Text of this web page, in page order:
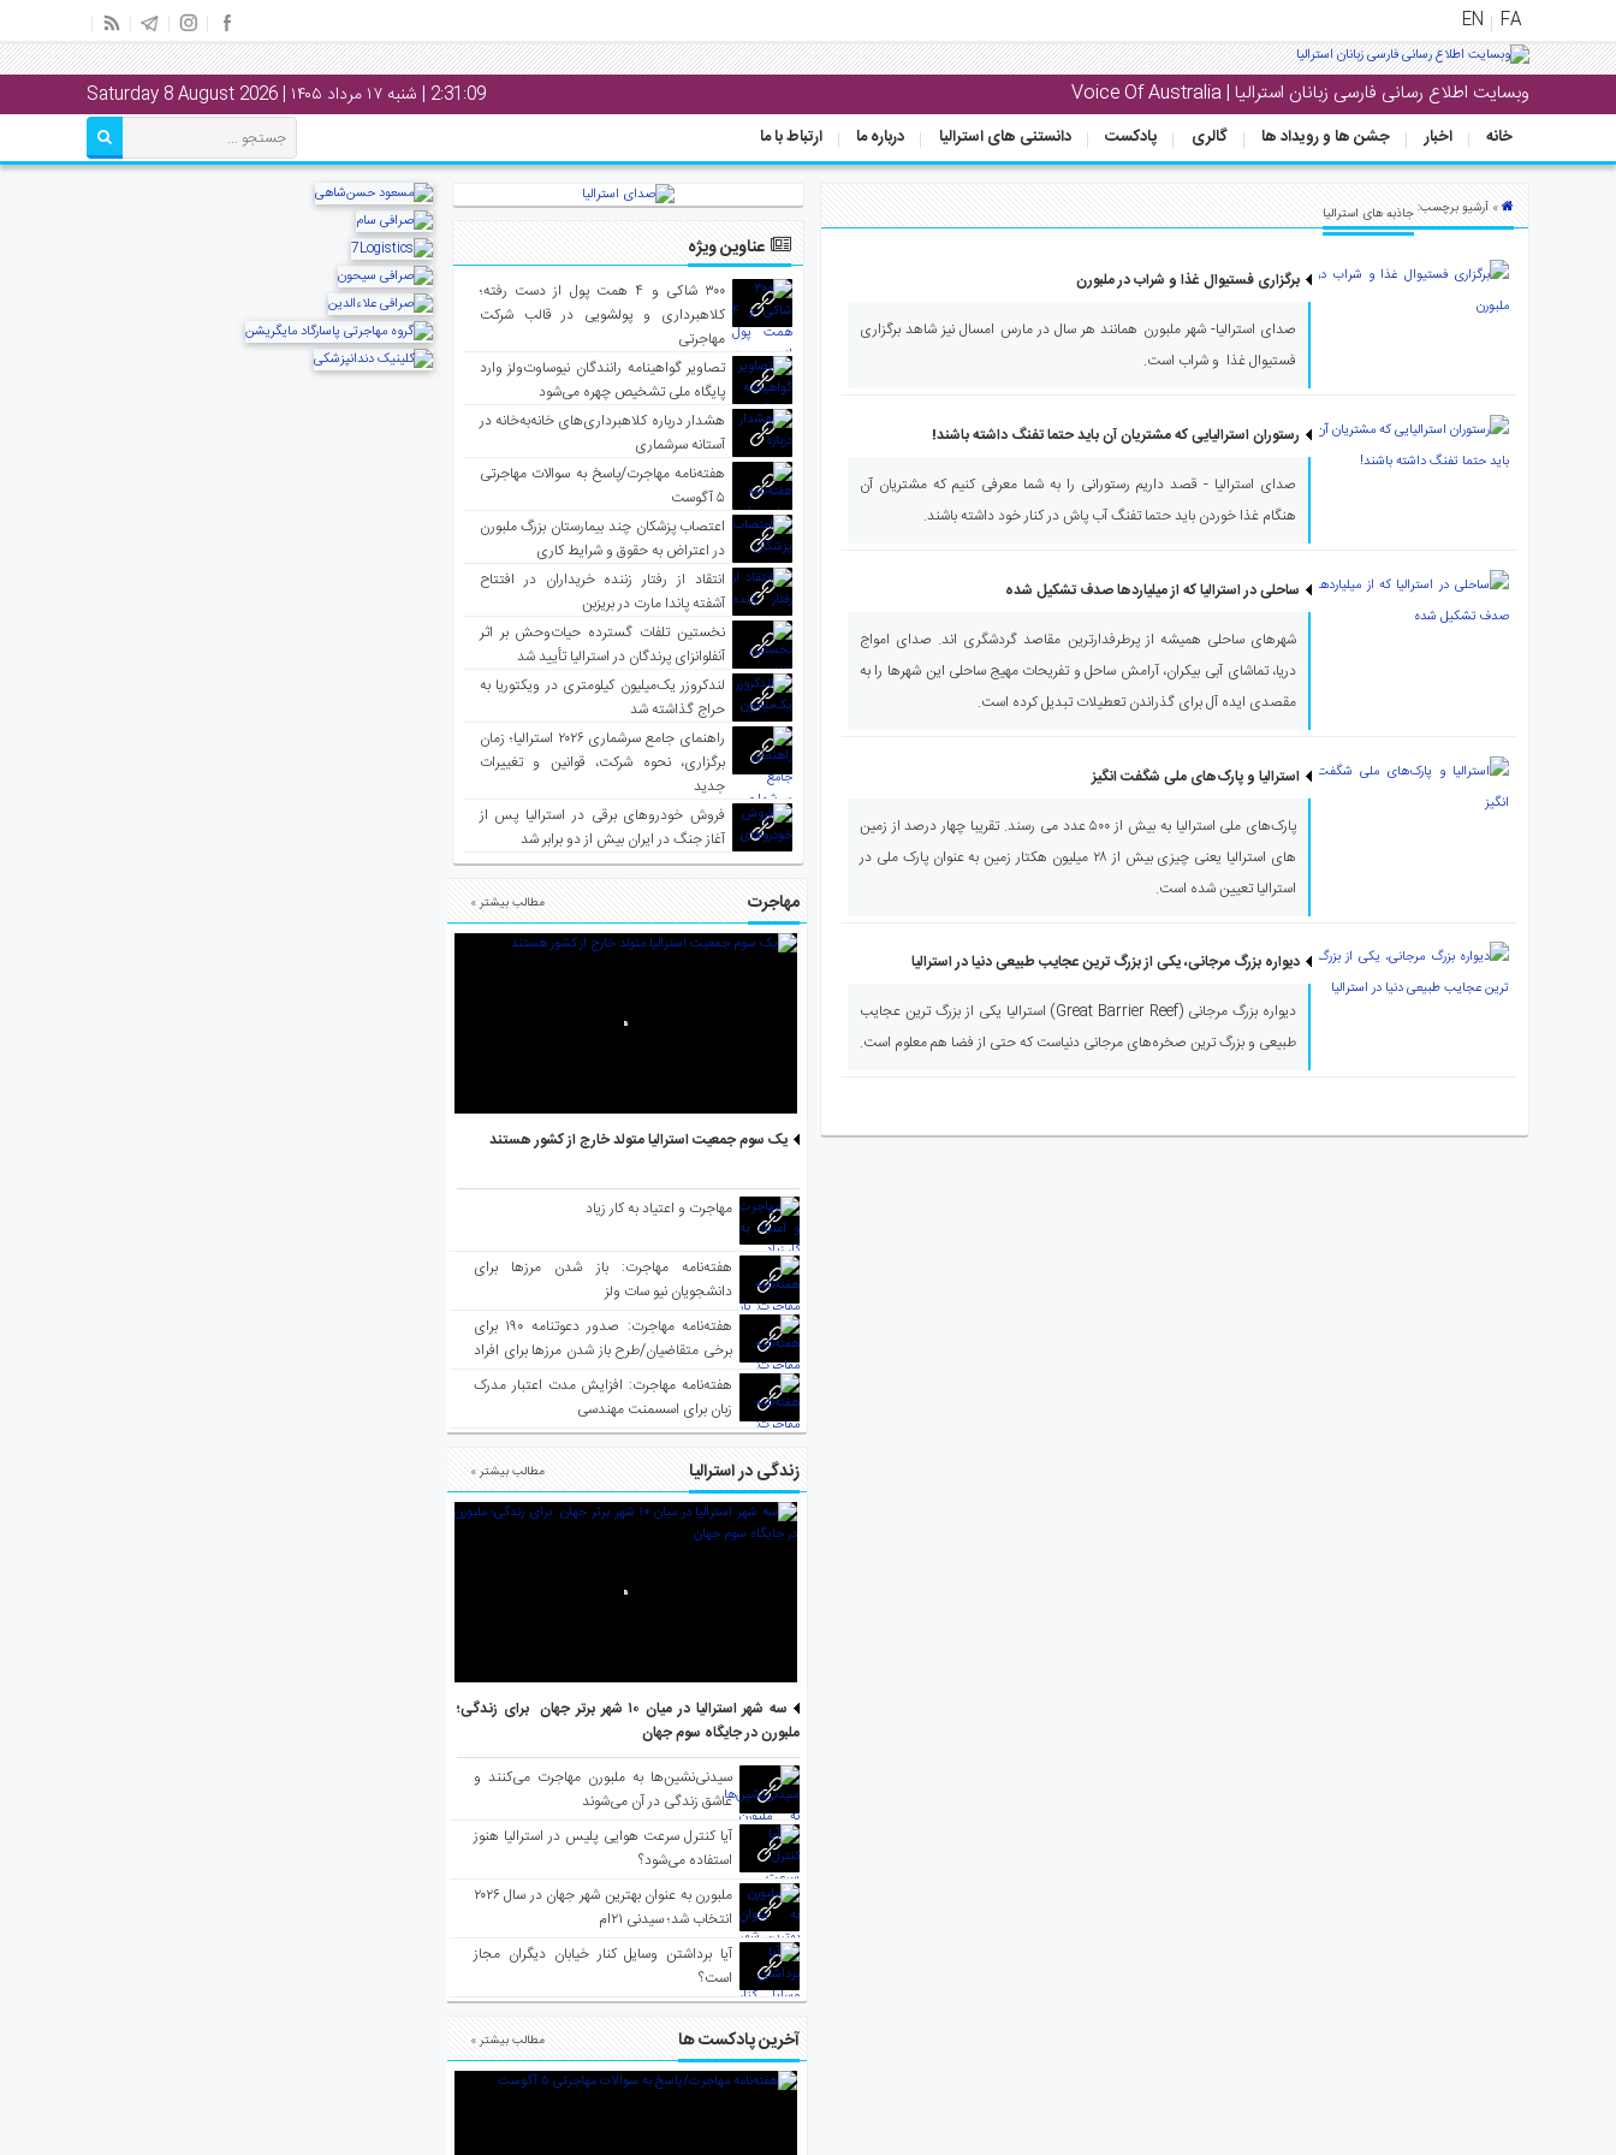
FA
EN
وبسایت اطلاع رسانی فارسی زبانان استرالیا | Voice Of Australia 2:31:09 | شنبه ۱۷ مرداد ۱۴۰۵ | Saturday 8 August 2026
خانه اخبار جشن ها و رویداد ها گالری پادکست دانستنی های استرالیا درباره ما ارتباط با ما
اصلی
خانه
» آرشیو برچسب:جاذبه های استرالیا
برگزاری فستیوال غذا و شراب در ملبورن
صدای استرالیا- شهر ملبورن همانند هر سال در مارس امسال نیز شاهد برگزاری
فستیوال غذا و شراب است.
رستوران استرالیایی که مشتریان آن باید حتما تفنگ داشته باشند!
صدای استرالیا - قصد داریم رستورانی را به شما معرفی کنیم که مشتریان آن
هنگام غذا خوردن باید حتما تفنگ آب پاش در کنار خود داشته باشند.
ساحلی در استرالیا که از میلیاردها صدف تشکیل شده
شهرهای ساحلی همیشه از پرطرفدارترین مقاصد گردشگری اند. صدای امواج
دریا، تماشای آبی بیکران، آرامش ساحل و تفریحات مهیج ساحلی این شهرها را به
مقصدی ایده آل برای گذراندن تعطیلات تبدیل کرده است.
استرالیا و پارک‌های ملی شگفت انگیز
پارک‌های ملی استرالیا به بیش از ۵۰۰ عدد می رسند. تقریبا چهار درصد از زمین
های استرالیا یعنی چیزی بیش از ۲۸ میلیون هکتار زمین به عنوان پارک ملی در
استرالیا تعیین شده است.
دیواره بزرگ مرجانی، یکی از بزرگ ترین عجایب طبیعی دنیا در استرالیا
دیواره بزرگ مرجانی (Great Barrier Reef) استرالیا یکی از بزرگ ترین عجایب
طبیعی و بزرگ ترین صخره‌های مرجانی دنیاست که حتی از فضا هم معلوم است.
عناوین ویژه
۳۰۰ شاکی و ۴ همت پول از دست رفته؛
کلاهبرداری و پولشویی در قالب شرکت
مهاجرتی
تصاویر گواهینامه رانندگان نیوساوت‌ولز وارد
پایگاه ملی تشخیص چهره می‌شود
هشدار درباره کلاهبرداری‌های خانه‌به‌خانه در
آستانه سرشماری
هفته‌نامه مهاجرت/پاسخ به سوالات مهاجرتی
۵ آگوست
اعتصاب پزشکان چند بیمارستان بزرگ ملبورن
در اعتراض به حقوق و شرایط کاری
انتقاد از رفتار زننده خریداران در افتتاح
آشفته پاندا مارت در بریزبن
نخستین تلفات گسترده حیات‌وحش بر اثر
آنفلوانزای پرندگان در استرالیا تأیید شد
لندکروزر یک‌میلیون کیلومتری در ویکتوریا به
حراج گذاشته شد
راهنمای جامع سرشماری ۲۰۲۶ استرالیا؛ زمان
برگزاری، نحوه شرکت، قوانین و تغییرات
جدید
فروش خودروهای برقی در استرالیا پس از
آغاز جنگ در ایران بیش از دو برابر شد
مهاجرت مطالب بیشتر »
یک سوم جمعیت استرالیا متولد خارج از کشور هستند
مهاجرت و اعتیاد به کار زیاد
هفته‌نامه مهاجرت: باز شدن مرزها برای
دانشجویان نیو سات ولز
هفته‌نامه مهاجرت: صدور دعوتنامه ۱۹۰ برای
برخی متقاضیان/طرح باز شدن مرزها برای افراد
واکسینه شده
هفته‌نامه مهاجرت: افزایش مدت اعتبار مدرک
زبان برای اسسمنت مهندسی
زندگی در استرالیا مطالب بیشتر »
سه شهر استرالیا در میان ۱۰ شهر برتر جهان برای زندگی؛
ملبورن در جایگاه سوم جهان
سیدنی‌نشین‌ها به ملبورن مهاجرت می‌کنند و
عاشق زندگی در آن می‌شوند
آیا کنترل سرعت هوایی پلیس در استرالیا هنوز
استفاده می‌شود؟
ملبورن به عنوان بهترین شهر جهان در سال ۲۰۲۶
انتخاب شد؛ سیدنی ۲۱‌ام
آیا برداشتن وسایل کنار خیابان دیگران مجاز
است؟
آخرین پادکست ها مطالب بیشتر »